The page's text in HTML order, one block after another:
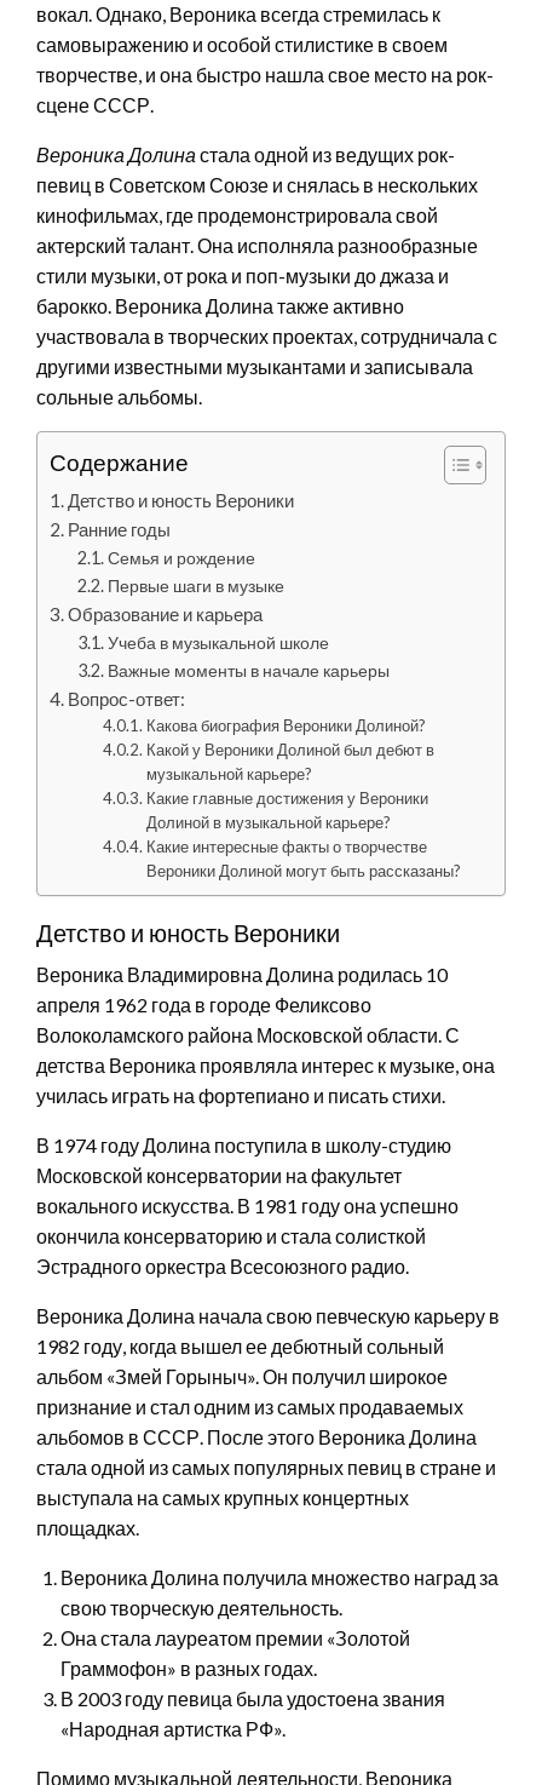
вокал. Однако, Вероника всегда стремилась к
самовыражению и особой стилистике в своем
творчестве, и она быстро нашла свое место на рок-
сцене СССР.
Вероника Долина стала одной из ведущих рок-
певиц в Советском Союзе и снялась в нескольких
кинофильмах, где продемонстрировала свой
актерский талант. Она исполняла разнообразные
стили музыки, от рока и поп-музыки до джаза и
барокко. Вероника Долина также активно
участвовала в творческих проектах, сотрудничала с
другими известными музыкантами и записывала
сольные альбомы.
Содержание
Детство и юность Вероники
Ранние годы
Семья и рождение
Первые шаги в музыке
Образование и карьера
Учеба в музыкальной школе
Важные моменты в начале карьеры
Вопрос-ответ:
Какова биография Вероники Долиной?
Какой у Вероники Долиной был дебют в
музыкальной карьере?
Какие главные достижения у Вероники
Долиной в музыкальной карьере?
Какие интересные факты о творчестве
Вероники Долиной могут быть рассказаны?
Детство и юность Вероники
Вероника Владимировна Долина родилась 10
апреля 1962 года в городе Феликсово
Волоколамского района Московской области. С
детства Вероника проявляла интерес к музыке, она
училась играть на фортепиано и писать стихи.
В 1974 году Долина поступила в школу-студию
Московской консерватории на факультет
вокального искусства. В 1981 году она успешно
окончила консерваторию и стала солисткой
Эстрадного оркестра Всесоюзного радио.
Вероника Долина начала свою певческую карьеру в
1982 году, когда вышел ее дебютный сольный
альбом «Змей Горыныч». Он получил широкое
признание и стал одним из самых продаваемых
альбомов в СССР. После этого Вероника Долина
стала одной из самых популярных певиц в стране и
выступала на самых крупных концертных
площадках.
Вероника Долина получила множество наград за
свою творческую деятельность.
Она стала лауреатом премии «Золотой
Граммофон» в разных годах.
В 2003 году певица была удостоена звания
«Народная артистка РФ».
Помимо музыкальной деятельности, Вероника